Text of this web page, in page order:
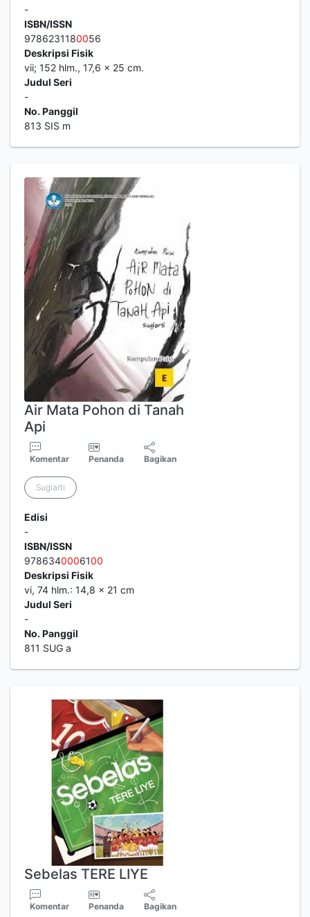
-
ISBN/ISSN
9786231180056
Deskripsi Fisik
vii; 152 hlm., 17,6 x 25 cm.
Judul Seri
-
No. Panggil
813 SIS m
Air Mata Pohon di Tanah
Api
Komentar Penanda Bagikan
Sugiarti
Edisi
-
ISBN/ISSN
9786340006100
Deskripsi Fisik
vi, 74 hlm.: 14,8 x 21 cm
Judul Seri
-
No. Panggil
811 SUG a
Sebelas TERE LIYE
Komentar Penanda Bagikan